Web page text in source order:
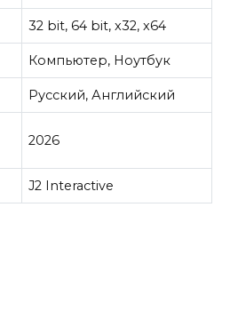
32 bit, 64 bit, x32, x64
Компьютер, Ноутбук
Русский, Английский
2026
J2 Interactive